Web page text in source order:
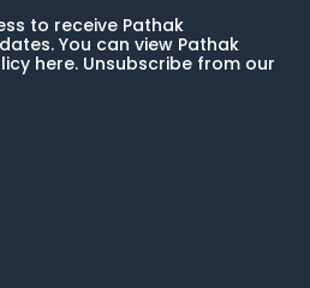
to receive Pathak
You can view Pathak
here. Unsubscribe from our